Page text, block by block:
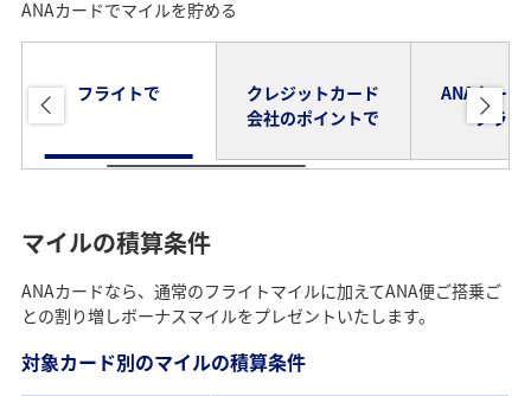
ANAカードでマイルを貯める
フライトで
クレジットカード
会社のポイントで
ANAカード
プラス
マイルの積算条件
ANAカードなら、通常のフライトマイルに加えてANA便ご搭乗ご
との割り増しボーナスマイルをプレゼントいたします。
対象カード別のマイルの積算条件